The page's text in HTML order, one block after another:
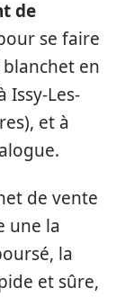
de
se faire
en
Issy-Les-
et à
de vente
une la
la
et sûre,